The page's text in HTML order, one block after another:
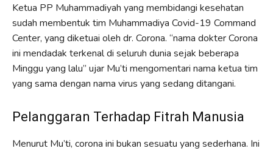
Ketua PP Muhammadiyah yang membidangi kesehatan
sudah membentuk tim Muhammadiya Covid-19 Command
Center, yang diketuai oleh dr. Corona. “nama dokter Corona
ini mendadak terkenal di seluruh dunia sejak beberapa
Minggu yang lalu” ujar Mu’ti mengomentari nama ketua tim
yang sama dengan nama virus yang sedang ditangani.
Pelanggaran Terhadap Fitrah Manusia
Menurut Mu’ti, corona ini bukan sesuatu yang sederhana. Ini